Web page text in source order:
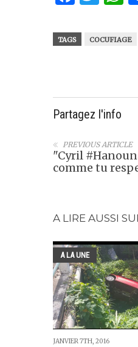
TAGS COCUFIAGE
Partagez l'info
PREVIOUS ARTICLE
"Cyril
comme tu
A LIRE AUSSI
A LA UNE
JANVIER 7TH, 2016